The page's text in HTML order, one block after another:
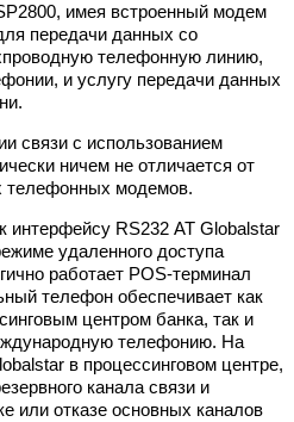
имея встроенный модем
передачи данных со
телефонную линию,
и услугу передачи данных
связи с использованием
ничем не отличается от
телефонных модемов.
интерфейсу RS232 АТ Globalstar
удаленного доступа
работает POS-терминал
телефон обеспечивает как
центром банка, так и
телефонию. На
в процессинговом центре,
канала связи и
или отказе основных каналов